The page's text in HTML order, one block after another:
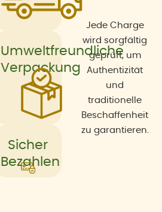
Umweltfreundliche
Verpackung
Sicher
Bezahlen
Jede Charge
wird sorgfältig
geprüft, um
Authentizität
und
traditionelle
Beschaffenheit
zu garantieren.